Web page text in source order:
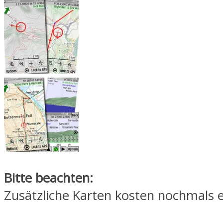
Bitte beachten:
Zusätzliche Karten kosten nochmals